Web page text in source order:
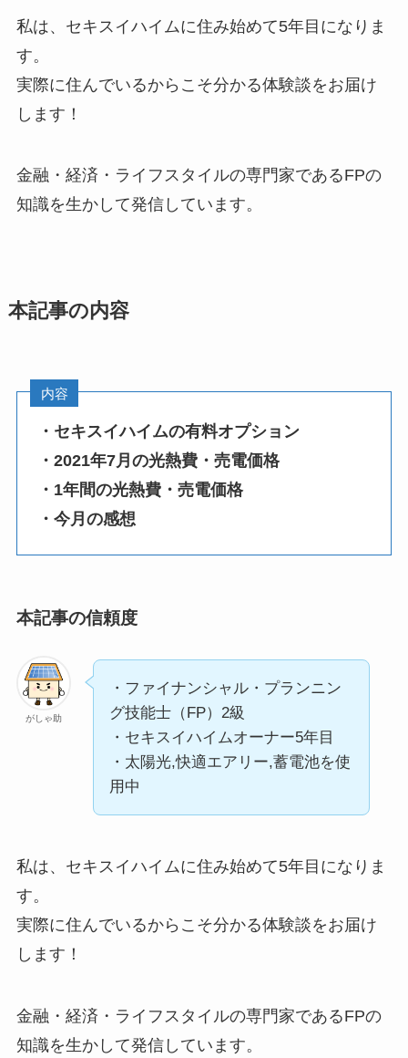
私は、 セキスイハイムに住み始めて5年目 になりま
す。
実際に住んでいるからこそ分かる体験談をお届け
します！
金融・経済・ライフスタイルの専門家であるFPの
知識を生かして発信しています。
本記事の内容
内容
・セキスイハイムの有料オプション
・2021年7月の光熱費・売電価格
・1年間の光熱費・売電価格
・今月の感想
本記事の信頼度
がしゃ助
・ファイナンシャル・プランニン
グ技能士（FP）2級
・セキスイハイムオーナー5年目
・太陽光,快適エアリー,蓄電池を使
用中
私は、 セキスイハイムに住み始めて5年目 になりま
す。
実際に住んでいるからこそ分かる体験談をお届け
します！
金融・経済・ライフスタイルの専門家であるFPの
知識を生かして発信しています。